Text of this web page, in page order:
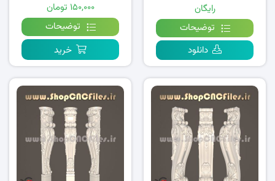
رایگان
توضیحات
دانلود
۱۵۰,۰۰۰ تومان
توضیحات
خرید